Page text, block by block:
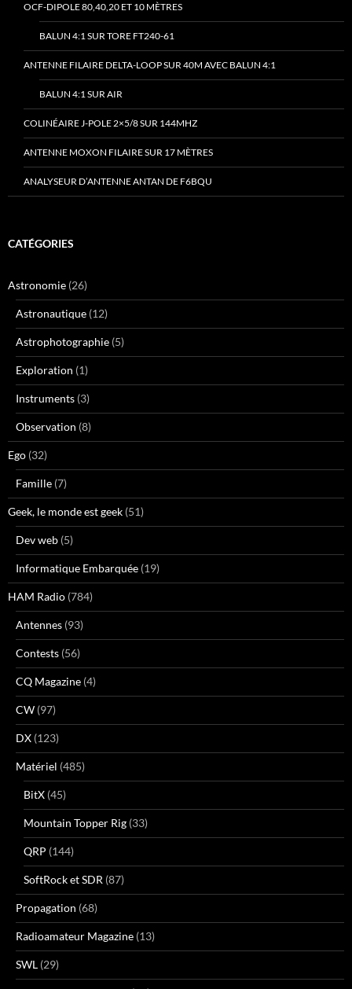
OCF-DIPOLE 80,40,20 ET 10 MÈTRES
BALUN 4:1 SUR TORE FT240-61
ANTENNE FILAIRE DELTA-LOOP SUR 40M AVEC BALUN 4:1
BALUN 4:1 SUR AIR
COLINÉAIRE J-POLE 2×5/8 SUR 144MHZ
ANTENNE MOXON FILAIRE SUR 17 MÈTRES
ANALYSEUR D’ANTENNE ANTAN DE F6BQU
CATÉGORIES
Astronomie (26)
Astronautique (12)
Astrophotographie (5)
Exploration (1)
Instruments (3)
Observation (8)
Ego (32)
Famille (7)
Geek, le monde est geek (51)
Dev web (5)
Informatique Embarquée (19)
HAM Radio (784)
Antennes (93)
Contests (56)
CQ Magazine (4)
CW (97)
DX (123)
Matériel (485)
BitX (45)
Mountain Topper Rig (33)
QRP (144)
SoftRock et SDR (87)
Propagation (68)
Radioamateur Magazine (13)
SWL (29)